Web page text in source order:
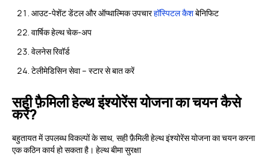
आउट-पेशेंट डेंटल और ऑप्थाल्मिक उपचारहॉस्पिटल कैशबेनिफिट
वार्षिक हेल्थ चेक-अप
वेलनेस रिवॉर्ड
टेलीमेडिसिन सेवा – स्टार से बात करें
सही फ़ैमिली हेल्थ इंश्योरेंस योजना का चयन कैसे
करें?
बहुतायत में उपलब्ध विकल्पों के साथ, सही फ़ैमिली हेल्थ इंश्योरेंस योजना का चयन करना
एक कठिन कार्य हो सकता है। हेल्थ बीमा सुरक्षा